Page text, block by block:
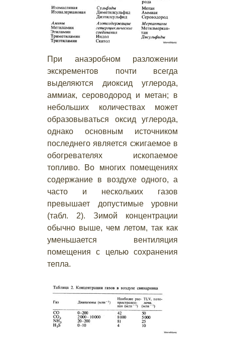
При анаэробном разложении
экскрементов почти всегда
выделяются диоксид углерода,
аммиак, сероводород и метан; в
небольших количествах может
образовываться оксид углерода,
однако основным источником
последнего является сжигаемое в
обогревателях ископаемое
топливо. Во многих помещениях
содержание в воздухе одного, а
часто и нескольких газов
превышает допустимые уровни
(табл. 2). Зимой концентрации
обычно выше, чем летом, так как
уменьшается вентиляция
помещения с целью сохранения
тепла.